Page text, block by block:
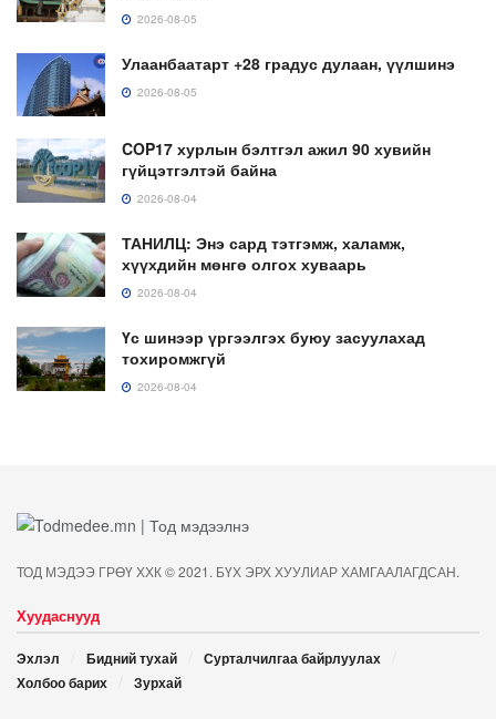
2026-08-05
Улаанбаатарт +28 градус дулаан, үүлшинэ
2026-08-05
COP17 хурлын бэлтгэл ажил 90 хувийн
гүйцэтгэлтэй байна
2026-08-04
ТАНИЛЦ: Энэ сард тэтгэмж, халамж,
хүүхдийн мөнгө олгох хуваарь
2026-08-04
Үс шинээр үргээлгэх буюу засуулахад
тохиромжгүй
2026-08-04
ТОД МЭДЭЭ ГРӨҮ ХХК © 2021. БҮХ ЭРХ ХУУЛИАР ХАМГААЛАГДСАН.
Хуудаснууд
Эхлэл Бидний тухай
Сурталчилгаа байрлуулах
Холбоо барих
Зурхай